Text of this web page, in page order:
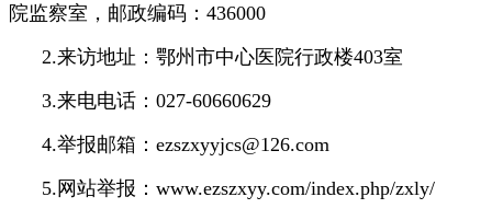
院监察室，邮政编码：436000
2.来访地址：鄂州市中心医院行政楼403室
3.来电电话：027-60660629
4.举报邮箱：ezszxyyjcs@126.com
5.网站举报：www.ezszxyy.com/index.php/zxly/